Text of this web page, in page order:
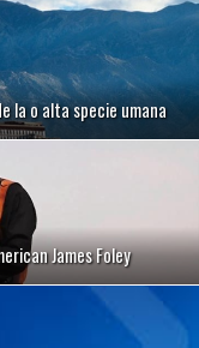
la o alta specie umana
James Foley